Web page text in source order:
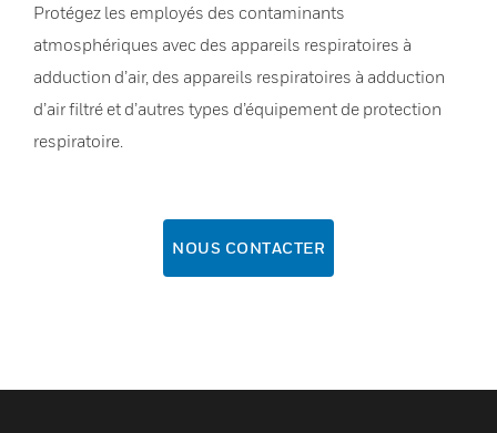
Protégez les employés des contaminants
atmosphériques avec des appareils respiratoires à
adduction d’air, des appareils respiratoires à adduction
d’air filtré et d’autres types d’équipement de protection
respiratoire.
NOUS CONTACTER